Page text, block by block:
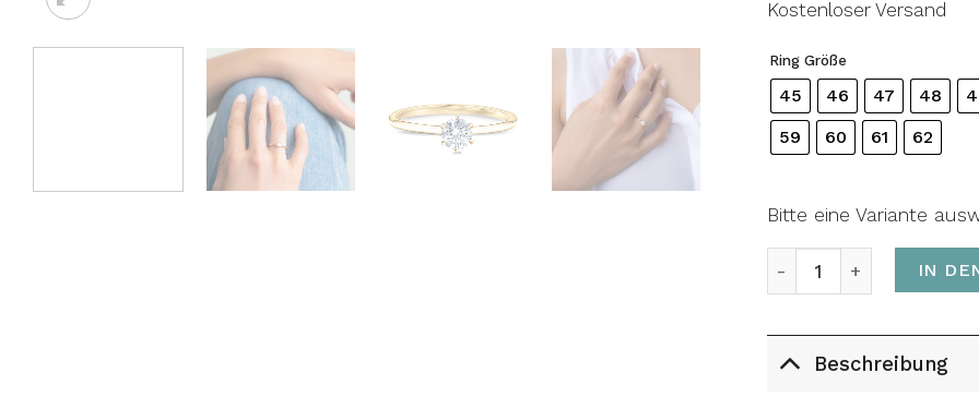
Kostenloser Versand
Ring Größe
45 46 47 48
59
60 61 62
Bitte eine Variante
Ring THE LEA MengeIN
Beschreibung